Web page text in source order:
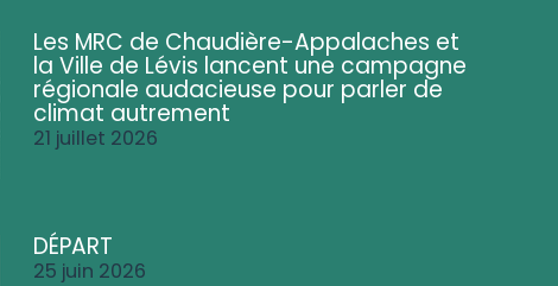
Les MRC de Chaudière-Appalaches et
la Ville de Lévis lancent une campagne
régionale audacieuse pour parler de
climat autrement
21 juillet 2026
DÉPART
25 juin 2026